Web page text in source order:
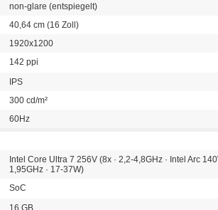
non-glare (entspiegelt)
40,64 cm (16 Zoll)
1920x1200
142 ppi
IPS
300 cd/m²
60Hz
Intel Core Ultra 7 256V (8x · 2,2-4,8GHz · Intel Arc
1,95GHz · 17-37W)
SoC
16 GB